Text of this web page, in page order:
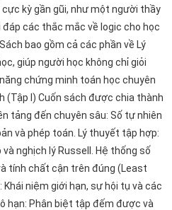
kỳ gần gũi, như một người thầy
các thắc mắc về logic cho học
bao gồm cả các phần về Lý
giúp người học không chỉ giỏi
chứng minh toán học chuyên
(Tập I) Cuốn sách được chia thành
tảng đến chuyên sâu: Số tự nhiên
và phép toán. Lý thuyết tập hợp:
nghịch lý Russell. Hệ thống số
tính chất cận trên đúng (Least
Khái niệm giới hạn, sự hội tụ và các
hạn: Phân biệt tập đếm được và